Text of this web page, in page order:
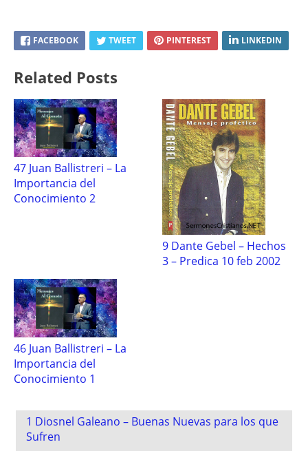
FACEBOOK TWEET PINTEREST LINKEDIN
Related Posts
47 Juan Ballistreri – La
Importancia del
Conocimiento 2
9 Dante Gebel – Hechos
3 – Predica 10 feb 2002
46 Juan Ballistreri – La
Importancia del
Conocimiento 1
Post
navigation
1 Diosnel Galeano – Buenas Nuevas para los que
Sufren